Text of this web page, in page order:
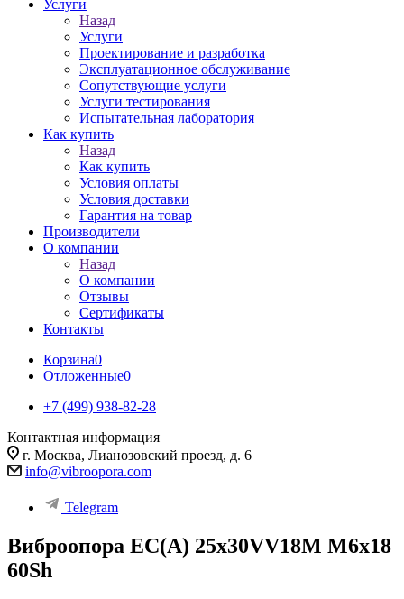
Услуги
Назад
Услуги
Проектирование и разработка
Эксплуатационное обслуживание
Сопутствующие услуги
Услуги тестирования
Испытательная лаборатория
Как купить
Назад
Как купить
Условия оплаты
Условия доставки
Гарантия на товар
Производители
О компании
Назад
О компании
Отзывы
Сертификаты
Контакты
Корзина0
Отложенные0
+7 (499) 938-82-28
Контактная информация
г. Москва, Лианозовский проезд, д. 6
info@vibroopora.com
Telegram
Виброопора EC(A) 25x30VV18M M6x18
60Sh